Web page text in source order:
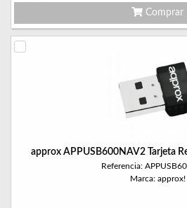
Comprar
approx APPUSB600NAV2 Tarjeta
Referencia:
Marca: approx!